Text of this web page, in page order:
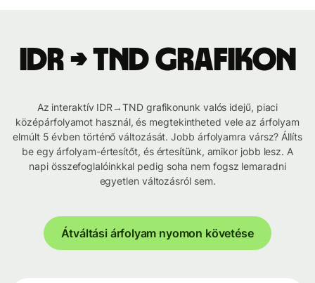
IDR → TND grafikon
Az interaktív IDR→TND grafikonunk valós idejű, piaci
középárfolyamot használ, és megtekintheted vele az árfolyam
elmúlt 5 évben történő változását. Jobb árfolyamra vársz? Állíts
be egy árfolyam-értesítőt, és értesítünk, amikor jobb lesz. A
napi összefoglalóinkkal pedig soha nem fogsz lemaradni
egyetlen változásról sem.
Átváltási árfolyam nyomon követése